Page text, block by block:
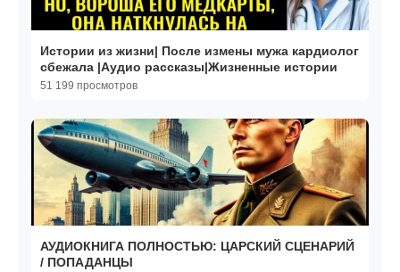
Истории из жизни| После измены мужа кардиолог
сбежала |Аудио рассказы|Жизненные истории
51 199 просмотров
АУДИОКНИГА ПОЛНОСТЬЮ: ЦАРСКИЙ СЦЕНАРИЙ
/ ПОПАДАНЦЫ